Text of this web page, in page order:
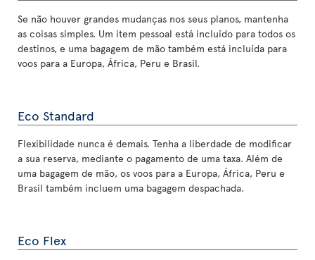
Se não houver grandes mudanças nos seus planos, mantenha
as coisas simples. Um item pessoal está incluído para todos os
destinos, e uma bagagem de mão também está incluída para
voos para a Europa, África, Peru e Brasil.
Eco Standard
Flexibilidade nunca é demais. Tenha a liberdade de modificar
a sua reserva, mediante o pagamento de uma taxa. Além de
uma bagagem de mão, os voos para a Europa, África, Peru e
Brasil também incluem uma bagagem despachada.
Eco Flex